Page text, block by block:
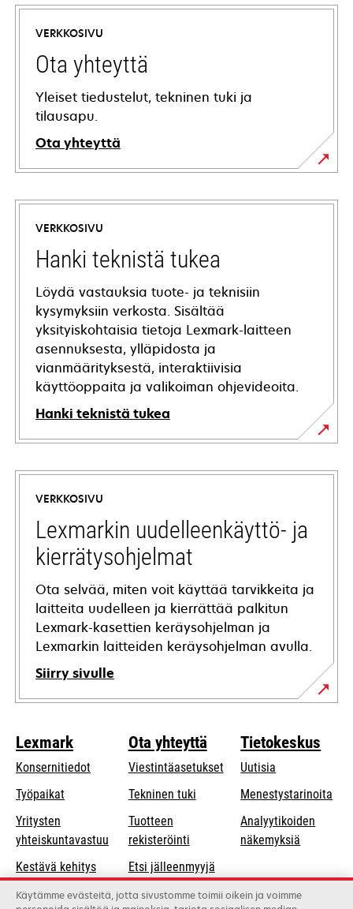
VERKKOSIVU
Ota yhteyttä
Yleiset tiedustelut, tekninen tuki ja
tilausapu.
Ota yhteyttä
VERKKOSIVU
Hanki teknistä tukea
Löydä vastauksia tuote- ja teknisiin
kysymyksiin verkosta. Sisältää
yksityiskohtaisia tietoja Lexmark-laitteen
asennuksesta, ylläpidosta ja
vianmäärityksestä, interaktiivisia
käyttöoppaita ja valikoiman ohjevideoita.
Hanki teknistä tukea
opens
in
new
tab
VERKKOSIVU
Lexmarkin uudelleenkäyttö- ja
kierrätysohjelmat
Ota selvää, miten voit käyttää tarvikkeita ja
laitteita uudelleen ja kierrättää palkitun
Lexmark-kasettien keräysohjelman ja
Lexmarkin laitteiden keräysohjelman avulla.
Siirry sivulle
Lexmark
Konsernitiedot
Työpaikat
Yritysten
yhteiskuntavastuu opens
a
new
Kestävä kehitys
Lexmarkin
Ota yhteyttä
Viestintäasetukset
Tekninen tukiopens
tab
Tuotteen
rekisteröinti
Etsi jälleenmyyjä
Luettelo
Tietokeskus
Uutisia
Menestystarinoita
Analyytikoiden
näkemyksiä
Käytämme evästeitä, jotta sivustomme toimii oikein ja voimme